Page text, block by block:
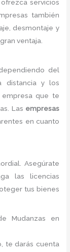
servicios
también
desmontaje y
ventaja.
del
distancia y los
empresa que te
Las empresas
en cuanto
Asegúrate
las licencias
tus bienes
Mudanzas en
te darás cuenta